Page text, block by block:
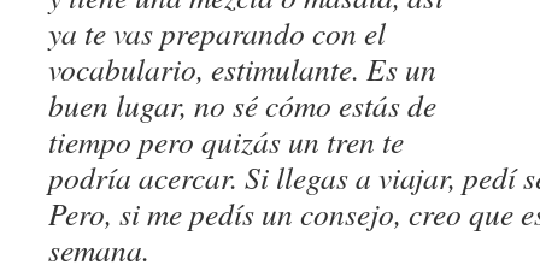
ya te vas preparando con el
vocabulario, estimulante. Es un
buen lugar, no sé cómo estás de
tiempo pero quizás un tren te
podría acercar. Si llegas a viajar, pedí
Pero, si me pedís un consejo, creo que
semana.